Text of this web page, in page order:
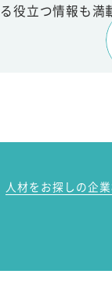
役立つ情報も満
人材をお探しの企